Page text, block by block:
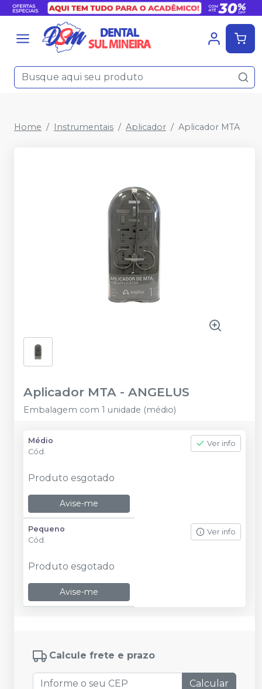
Home Instrumentais Aplicador Aplicador MTA
Aplicador MTA - ANGELUS
Embalagem com 1 unidade (médio)
Médio
Cód.
Ver info
Produto esgotado
Avise-me
Pequeno
Cód.
Ver info
Produto esgotado
Avise-me
Calcule frete e prazo
Calcular